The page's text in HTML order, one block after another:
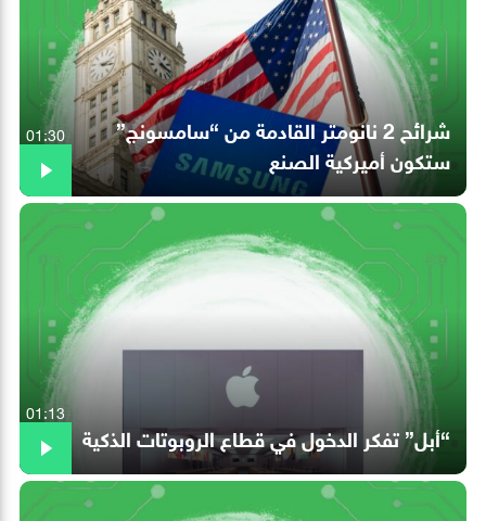
شرائح 2 نانومتر القادمة من “سامسونج”
ستكون أميركية الصنع
01:30
“أبل” تفكر الدخول في قطاع الروبوتات الذكية
01:13